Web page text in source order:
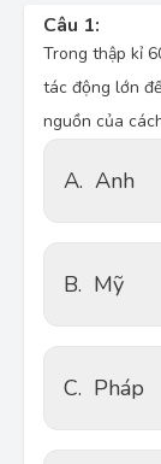
Câu 1:
Trong thập kỉ
tác động lớn
nguồn của
A. Anh
B. Mỹ
C. Pháp